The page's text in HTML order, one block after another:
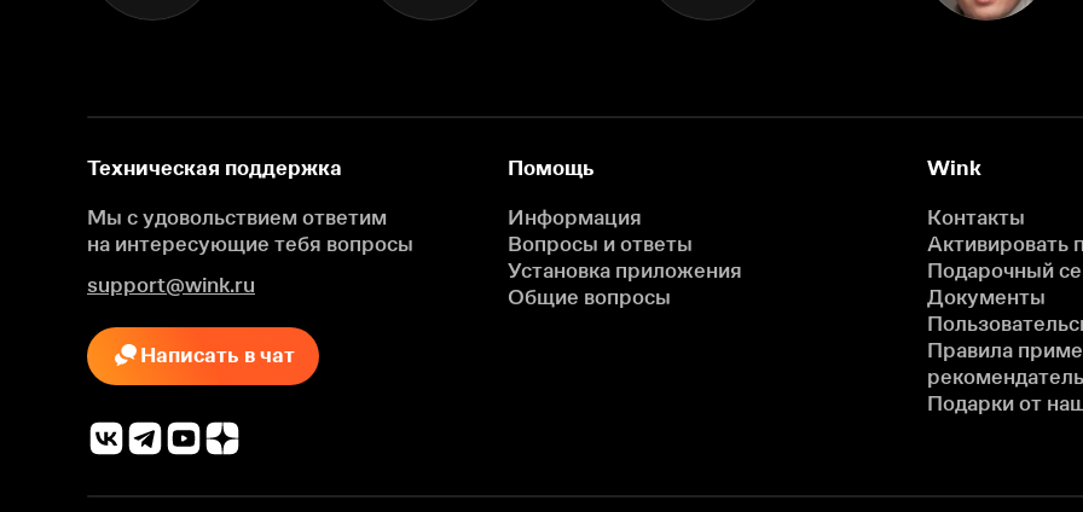
Техническая поддержка
Мы с удовольствием ответим
на интересующие тебя вопросы
support@wink.ru
Написать в чат
Помощь
Информация
Вопросы и ответы
Установка приложения
Общие вопросы
Wink
Контакты
Активировать
Подарочный
Документы
Правила
Подарки от